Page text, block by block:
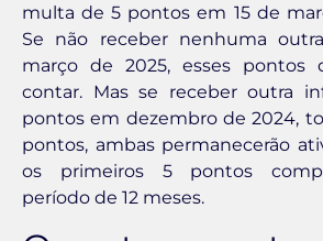
multa de 5 pontos em 15 de
Se não receber nenhuma
março de 2025, esses pontos
contar. Mas se receber outra
pontos em dezembro de 2024,
pontos, ambas permanecerão
os primeiros 5 pontos
período de 12 meses.